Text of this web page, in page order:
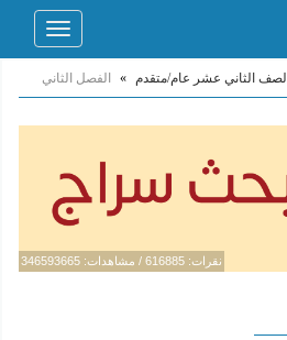
Toggle
الصف الثاني عشر عام/متقدم » الفصل الثاني
نقرات: 616885 / مشاهدات: 346593665